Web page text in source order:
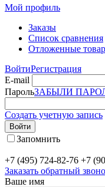
Мой профиль
Заказы
Список сравнения
Отложенные
ВойтиРегистрация
E-mail
ПарольЗАБЫЛИ
Создать учетную запись
Войти
Запомнить
+7 (495) 724-82-76 +7
Заказать обратный
Ваше имя